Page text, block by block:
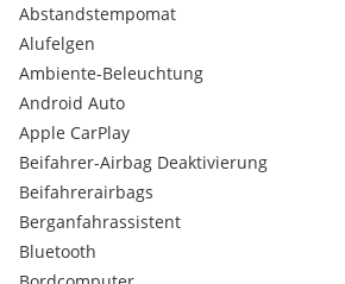
Nebelschlussleuchte
Elektrische Parkbremse (EPB)
Laderaumabdeckung
Parksensoren vorne
Heckscheibenheizung
LED Scheinwerfer
Türöffnungswarnung (DOW)
Vehicle-to-Load-Funktion (V2L)
Unilackierung
360° Kamera
4x One-Touch-Fensterheber mit
Abstandstempomat
Alufelgen
Ambiente-Beleuchtung
Android Auto
Apple CarPlay
Beifahrer-Airbag Deaktivierung
Beifahrerairbags
Berganfahrassistent
Bluetooth